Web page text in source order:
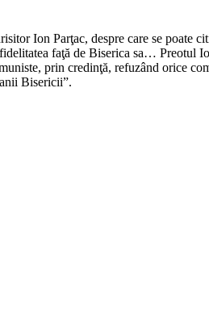
Ion Parţac, despre care se poate
faţă de Biserica sa… Preotul
prin credinţă, refuzând orice
Bisericii”.